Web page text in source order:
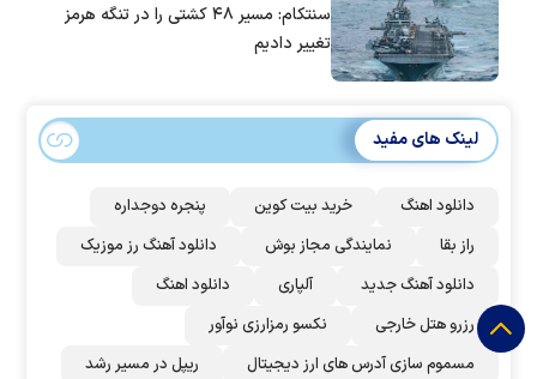
سنتکام: مسیر ۴۸ کشتی را در تنگه هرمز
تغییر دادیم
لینک های مفید
دانلود اهنگ خرید بیت کوین
پنجره دوجداره
راز بقا
نمایندگی مجاز بوش
دانلود آهنگ رز‌ موزیک
دانلود آهنگ جدید
آلپاری
دانلود اهنگ
رزرو هتل خارجی
نکسو رمزارزی نوآور
مسموم سازی آدرس های ارز دیجیتال
ریپل در مسیر رشد